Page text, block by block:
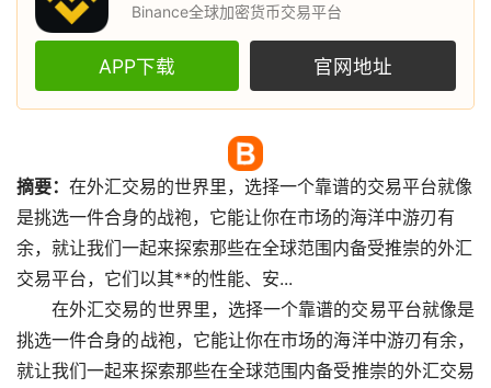
Binance全球加密货币交易平台
APP下载 官网地址
摘要： 在外汇交易的世界里，选择一个靠谱的交易平台就像
是挑选一件合身的战袍，它能让你在市场的海洋中游刃有
余，就让我们一起来探索那些在全球范围内备受推崇的外汇
交易平台，它们以其**的性能、安...
在外汇交易的世界里，选择一个靠谱的交易平台就像是
挑选一件合身的战袍，它能让你在市场的海洋中游刃有余，
就让我们一起来探索那些在全球范围内备受推崇的外汇交易